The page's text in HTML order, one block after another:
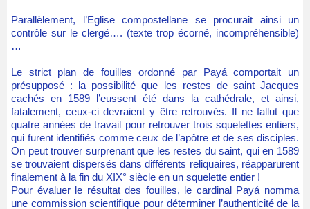
Parallèlement, l’Eglise compostellane se procurait ainsi un
contrôle sur le clergé…. (texte trop écorné, incompréhensible)
…
Le strict plan de fouilles ordonné par Payá comportait un
présupposé : la possibilité que les restes de saint Jacques
cachés en 1589 l’eussent été dans la cathédrale, et ainsi,
fatalement, ceux-ci devraient y être retrouvés. Il ne fallut que
quatre années de travail pour retrouver trois squelettes entiers,
qui furent identifiés comme ceux de l’apôtre et de ses disciples.
On peut trouver surprenant que les restes du saint, qui en 1589
se trouvaient dispersés dans différents reliquaires, réapparurent
finalement à la fin du XIX° siècle en un squelette entier !
Pour évaluer le résultat des fouilles, le cardinal Payá nomma
une commission scientifique pour déterminer l’authenticité de la